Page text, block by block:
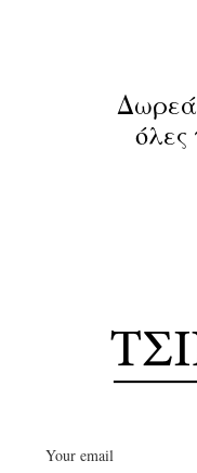
όλες